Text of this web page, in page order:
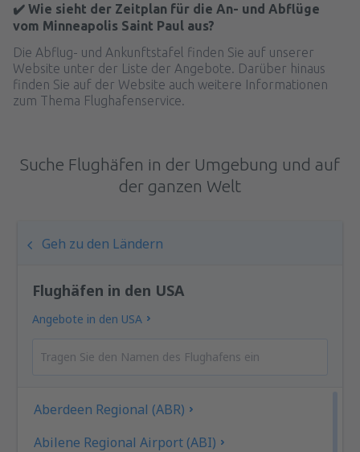
✔️ Wie sieht der Zeitplan für die An- und Abflüge
vom Minneapolis Saint Paul aus?
Die Abflug- und Ankunftstafel finden Sie auf unserer
Website unter der Liste der Angebote. Darüber hinaus
finden Sie auf der Website auch weitere Informationen
zum Thema Flughafenservice.
Suche Flughäfen in der Umgebung und auf
der ganzen Welt
Geh zu den Ländern
Flughäfen in den USA
Angebote in den USA
Aberdeen Regional (ABR)
Abilene Regional Airport (ABI)